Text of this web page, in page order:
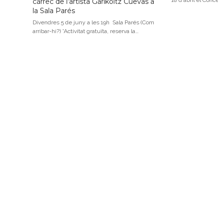
la Sala Parés
Divendres 5 de juny a les 19h Sala Parés (Com
arribar-hi?) *Activitat gratuïta, reserva la…